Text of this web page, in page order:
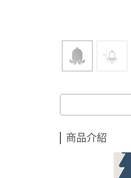
商品介紹